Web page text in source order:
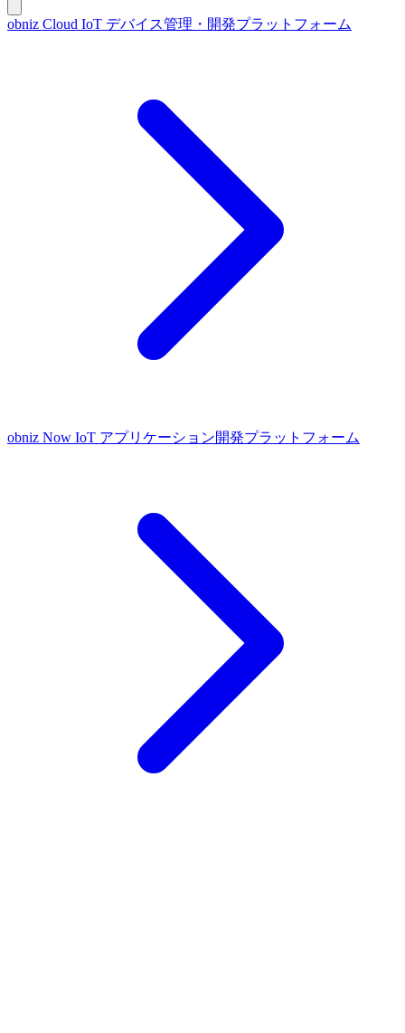
obniz Cloud IoT デバイス管理・開発プラットフォーム
obniz Now IoT アプリケーション開発プラットフォーム